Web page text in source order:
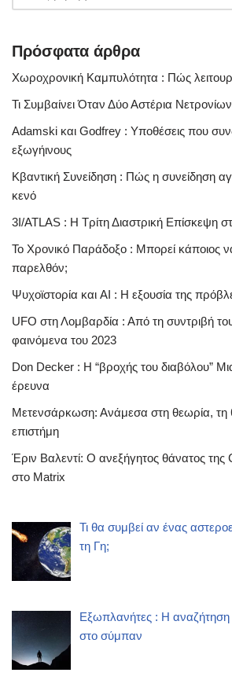
Πρόσφατα άρθρα
Χωροχρονική Καμπυλότητα : Πώς
Τι Συμβαίνει Όταν Δύο Αστέρια
Adamski και Godfrey : Υποθέσεις που
εξωγήινους
Κβαντική Συνείδηση : Πώς η συνείδηση
κενό
3I/ATLAS : Η Τρίτη Διαστρική Επίσκεψη
Το Χρονικό Παράδοξο : Μπορεί κάποιος
παρελθόν;
Ψυχοϊστορία και AI : Η εξουσία της
UFO στη Λομβαρδία : Από τη συντριβή
φαινόμενα του 2023
Don Decker : Η “βροχής του διαβόλου”
έρευνα
Μετενσάρκωση: Ανάμεσα στη θεωρία, τη
επιστήμη
Έριν Βαλεντί: Ο ανεξήγητος θάνατος της
στο Matrix
Τι θα συμβεί αν ένας
τη Γη;
Εξωπλανήτες : Η αναζήτηση
στο σύμπαν